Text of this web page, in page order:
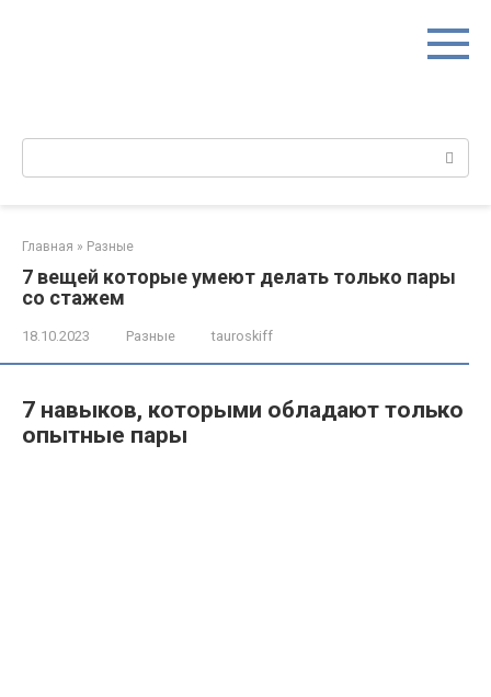
Поиск:
Главная » Разные
7 вещей которые умеют делать только пары
со стажем
18.10.2023 Разные tauroskiff
7 навыков, которыми обладают только
опытные пары